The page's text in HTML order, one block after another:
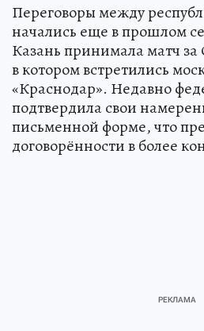
Переговоры между
начались еще в прошлом
Казань принимала матч за
в котором встретились
«Краснодар». Недавно
подтвердила свои
письменной форме, что
договорённости в более